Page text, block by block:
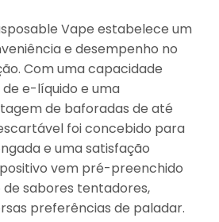
Vape estabelece um
e desempenho no
Com uma capacidade
de e-líquido e uma
de baforadas de até
foi concebido para
e uma satisfação
vem pré-preenchido
sabores tentadores,
preferências de paladar.